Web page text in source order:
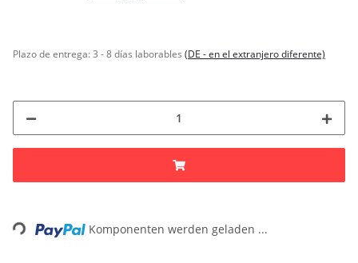
Plazo de entrega:3 - 8 días laborables (DE - en el extranjero diferente)
Loading... Komponenten werden geladen ...